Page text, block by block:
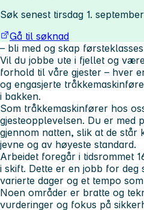
Søk senest tirsdag 1. september
Gå til søknad
– bli med og skap
Vil du jobbe ute i fjellet og
forhold til våre gjester – hver
og engasjerte
i bakken.
Som tråkkemaskinfører hos
gjesteopplevelsen. Du er med
gjennom natten, slik at de står
jevne og av høyeste standard.
Arbeidet foregår i tidsrommet
i skift. Dette er en jobb for deg
varierte dager og et tempo
Noen områder er bratte og
vurderinger og fokus på